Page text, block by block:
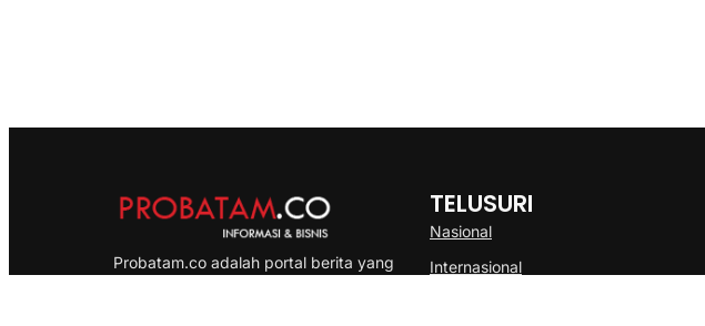
Probatam.co adalah portal berita yang
TELUSURI
Nasional
Internasional